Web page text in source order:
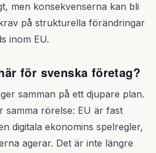
men konsekvenserna kan bli
på strukturella förändringar
inom EU.
för svenska företag?
samman på ett djupare plan.
samma rörelse: EU är fast
digitala ekonomins spelregler,
agerar. Det är inte längre